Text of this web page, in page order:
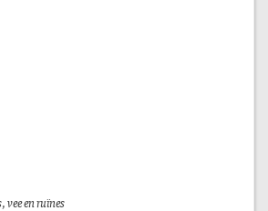
vee en ruïnes